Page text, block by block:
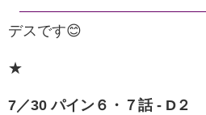
デスです😊
★
7／30パイン６・７話- D２